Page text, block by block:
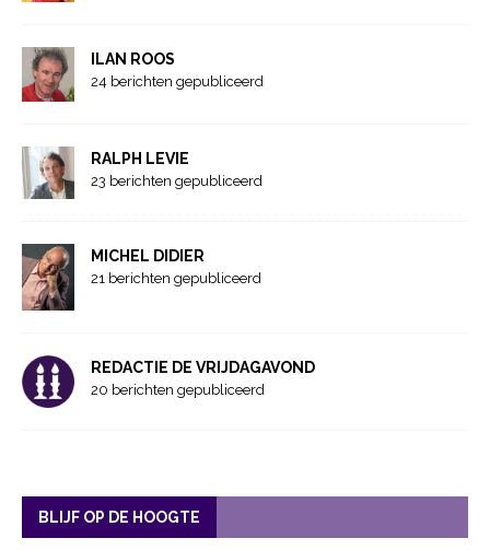
ILAN ROOS
24 berichten gepubliceerd
RALPH LEVIE
23 berichten gepubliceerd
MICHEL DIDIER
21 berichten gepubliceerd
REDACTIE DE VRIJDAGAVOND
20 berichten gepubliceerd
BLIJF OP DE HOOGTE